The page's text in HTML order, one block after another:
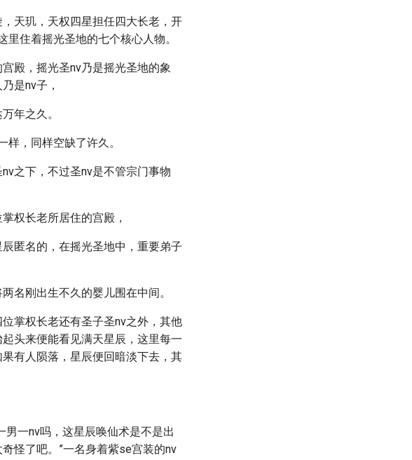
天玑，天权四星担任四大长老，开
住着摇光圣地的七个核心人物。
殿，摇光圣nv乃是摇光圣地的象
是nv子，
年之久。
，同样空缺了许久。
之下，不过圣nv是不管宗门事物
权长老所居住的宫殿，
匿名的，在摇光圣地中，重要弟子
名刚出生不久的婴儿围在中间。
掌权长老还有圣子圣nv之外，其他
头来便能看见满天星辰，这里每一
有人陨落，星辰便回暗淡下去，其
一nv吗，这星辰唤仙术是不是出
怪了吧。”一名身着紫se宫装的nv